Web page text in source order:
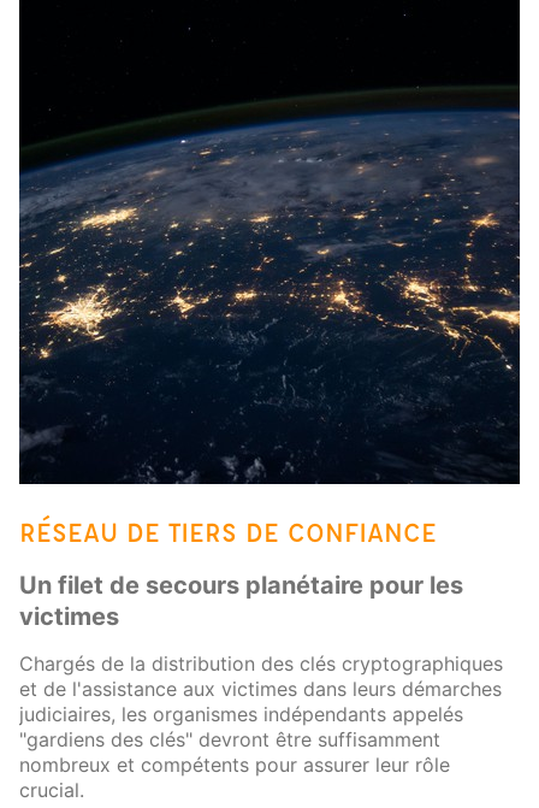
RÉSEAU DE TIERS DE CONFIANCE
Un filet de secours planétaire pour les
victimes
Chargés de la distribution des clés cryptographiques
et de l'assistance aux victimes dans leurs démarches
judiciaires, les organismes indépendants appelés
"gardiens des clés" devront être suffisamment
nombreux et compétents pour assurer leur rôle
crucial.